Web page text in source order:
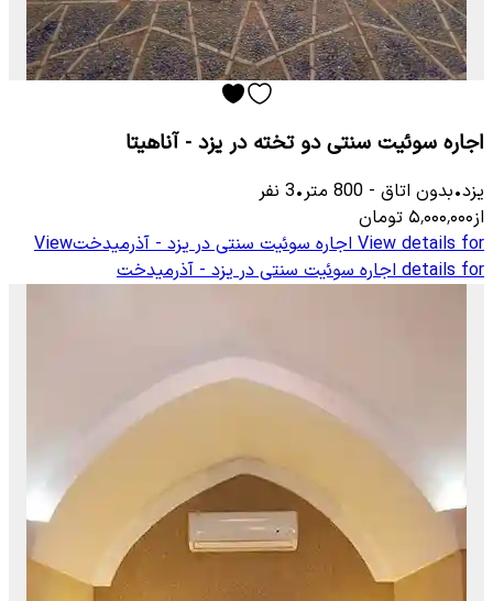
اجاره سوئیت سنتی دو تخته در یزد - آناهیتا
یزد•بدون اتاق -
800 متر•
3 نفر
از۵٬۰۰۰٬۰۰۰ تومان
View details for اجاره سوئیت سنتی در یزد - آذرمیدختView
details for اجاره سوئیت سنتی در یزد - آذرمیدخت